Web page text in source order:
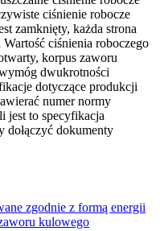
ciśnienie robocze
zamknięty, każda strona
ciśnienia roboczego
korpus zaworu
dwukrotności
dotyczące produkcji
numer normy
jest to specyfikacja
dołączyć dokumenty
zgodnie z formą energii
kulowego